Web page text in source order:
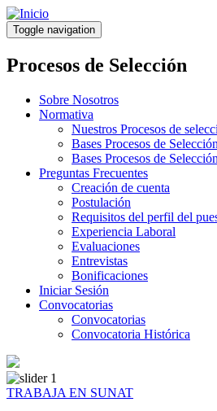
Pasar
al
contenido
principal
Toggle navigation
Procesos de Selección
Sobre Nosotros
Normativa
Nuestros Procesos de
Bases Procesos de
Bases Procesos de
Preguntas Frecuentes
Creación de cuenta
Postulación
Requisitos del perfil del
Experiencia Laboral
Evaluaciones
Entrevistas
Bonificaciones
Iniciar Sesión
Convocatorias
Convocatorias
Convocatoria Histórica
TRABAJA EN SUNAT